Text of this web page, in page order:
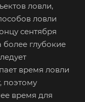
ловли,
ловли
сентября
глубокие
время ловли
поэтому
время для